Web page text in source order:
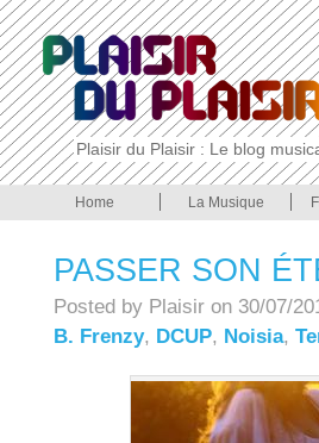
Plaisir du Plaisir : Le blog
Home La Musique
PASSER SON
Posted by Plaisir on 30/07/
B. Frenzy, DCUP, Noisia,